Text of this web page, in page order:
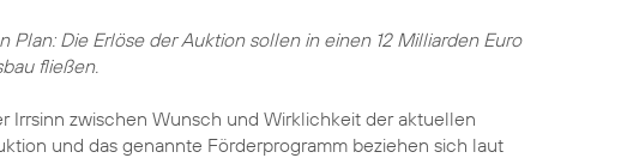
Die Erlöse der Auktion sollen in einen 12 Milliarden Euro
fließen.
Irrsinn zwischen Wunsch und Wirklichkeit der aktuellen
und das genannte Förderprogramm beziehen sich laut